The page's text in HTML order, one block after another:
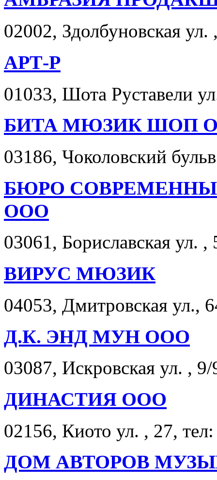
02002, Здолбуновская
АРТ-Р
01033, Шота Руставели
БИТА МЮЗИК ШОП
03186, Чоколовский
БЮРО
ООО
03061, Бориславская ул. ,
ВИРУС МЮЗИК
04053, Дмитровская ул.,
Д.К. ЭНД МУН ООО
03087, Искровская ул. ,
ДИНАСТИЯ ООО
02156, Киото ул. , 27,
ДОМ АВТОРОВ